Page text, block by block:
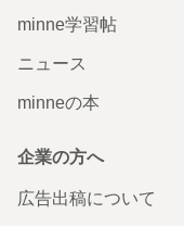
minne学習帖
ニュース
minneの本
企業の方へ
広告出稿について